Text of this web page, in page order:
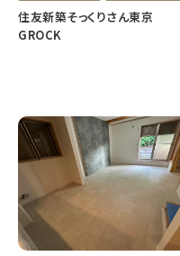
住友新築そっくりさん東京
GROCK